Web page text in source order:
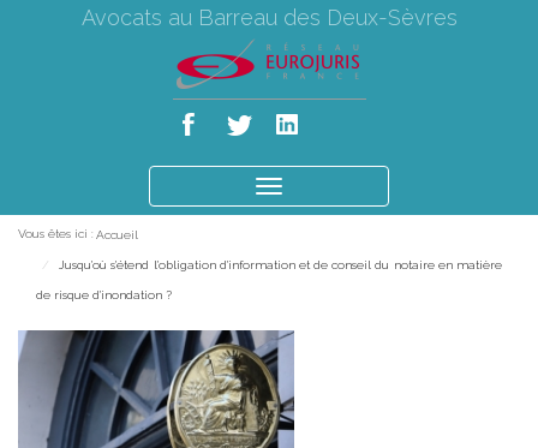
Avocats au Barreau des Deux-Sèvres
le
Vous êtes ici : Accueil
Jusqu'où s'étend l'obligation d'information et de conseil du notaire en matière
de risque d'inondation ?